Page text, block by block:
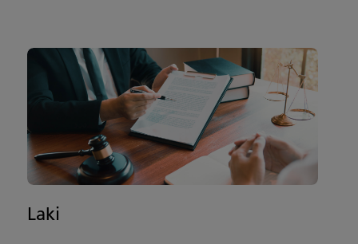
Laki